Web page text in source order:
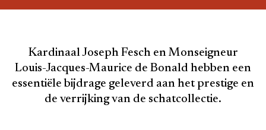
Kardinaal Joseph Fesch en Monseigneur
Louis-Jacques-Maurice de Bonald hebben een
essentiële bijdrage geleverd aan het prestige en
de verrijking van de schatcollectie.